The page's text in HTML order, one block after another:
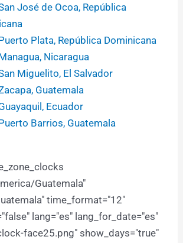
José de Ocoa, República
Plata, República Dominicana
Nicaragua
Miguelito, El Salvador
Guatemala
Ecuador
Barrios, Guatemala
Guatemala"
time_format="12"
lang="es" lang_for_date="es"
face25.png" show_days="true"